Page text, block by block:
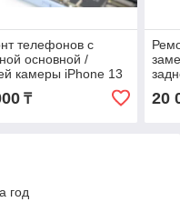
телефонов с
основной /
камеры iPhone 13
оригинал
₸ 20
год